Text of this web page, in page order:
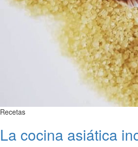
Recetas
La cocina asiática